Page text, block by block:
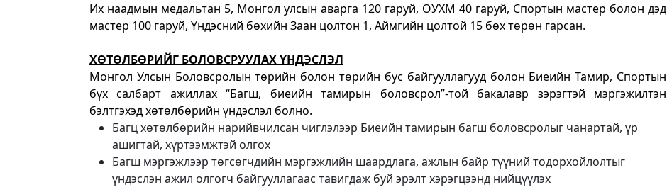
Их наадмын медальтан 5, Монгол улсын аварга 120 гаруй, ОУХМ 40 гаруй, Спортын мастер болон дэд
мастер 100 гаруй, Үндэсний бөхийн Заан цолтон 1, Аймгийн цолтой 15 бөх төрөн гарсан.
ХӨТӨЛБӨРИЙГ БОЛОВСРУУЛАХ ҮНДЭСЛЭЛ
Монгол Улсын Боловсролын төрийн болон төрийн бус байгууллагууд болон Биеийн Тамир, Спортын
бүх салбарт ажиллах “Багш, биеийн тамирын боловсрол”-той бакалавр зэрэгтэй мэргэжилтэн
бэлтгэхэд хөтөлбөрийн үндэслэл болно.
Багц хөтөлбөрийн нарийвчилсан чиглэлээр Биеийн тамирын багш боловсролыг чанартай, үр
ашигтай, хүртээмжтэй олгох
Багш мэргэжлээр төгсөгчдийн мэргэжлийн шаардлага, ажлын байр түүний тодорхойлолтыг
үндэслэн ажил олгогч байгууллагаас тавигдаж буй эрэлт хэрэгцээнд нийцүүлэх